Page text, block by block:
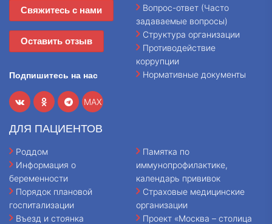
Свяжитесь с нами
Оставить отзыв
Подпишитесь на нас
MAX
Вопрос-ответ (Часто
задаваемые вопросы)
Структура организации
Противодействие
коррупции
Нормативные документы
ДЛЯ ПАЦИЕНТОВ
Роддом
Информация о
беременности
Порядок плановой
госпитализации
Въезд и стоянка
Памятка по
иммунопрофилактике,
календарь прививок
Страховые медицинские
организации
Проект «Москва – столица